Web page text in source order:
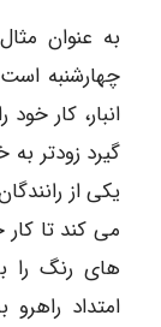
به عنوان
چهارشنبه
انبار، کار
گیرد زودتر به
یکی از
می کند تا کار
های رنگ را
امتداد